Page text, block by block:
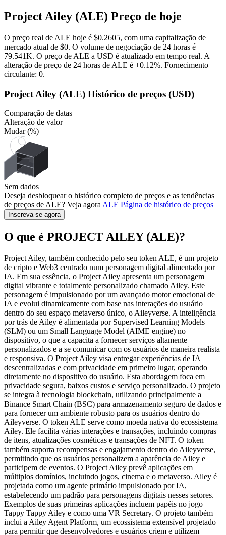
Project Ailey (ALE) Preço de hoje
O preço real de ALE hoje é $0.2605, com uma capitalização de
mercado atual de $0. O volume de negociação de 24 horas é
79.541K. O preço de ALE a USD é atualizado em tempo real. A
alteração de preço de 24 horas de ALE é +0.12%. Fornecimento
circulante: 0.
Project Ailey (ALE) Histórico de preços (USD)
Comparação de datas
Alteração de valor
Mudar (%)
Sem dados
Deseja desbloquear o histórico completo de preços e as tendências
de preços de ALE? Veja agora ALE Página de histórico de preços
Inscreva-se agora
O que é PROJECT AILEY (ALE)?
Project Ailey, também conhecido pelo seu token ALE, é um projeto
de cripto e Web3 centrado num personagem digital alimentado por
IA. Em sua essência, o Project Ailey apresenta um personagem
digital vibrante e totalmente personalizado chamado Ailey. Este
personagem é impulsionado por um avançado motor emocional de
IA e evolui dinamicamente com base nas interações do usuário
dentro do seu espaço metaverso único, o Aileyverse. A inteligência
por trás de Ailey é alimentada por Supervised Learning Models
(SLM) ou um Small Language Model (AIME engine) no
dispositivo, o que a capacita a fornecer serviços altamente
personalizados e a se comunicar com os usuários de maneira realista
e responsiva. O Project Ailey visa entregar experiências de IA
descentralizadas e com privacidade em primeiro lugar, operando
diretamente no dispositivo do usuário. Esta abordagem foca em
privacidade segura, baixos custos e serviço personalizado. O projeto
se integra à tecnologia blockchain, utilizando principalmente a
Binance Smart Chain (BSC) para armazenamento seguro de dados e
para fornecer um ambiente robusto para os usuários dentro do
Aileyverse. O token ALE serve como moeda nativa do ecossistema
Ailey. Ele facilita várias interações e transações, incluindo compras
de itens, atualizações cosméticas e transações de NFT. O token
também suporta recompensas e engajamento dentro do Aileyverse,
permitindo que os usuários personalizem a aparência de Ailey e
participem de eventos. O Project Ailey prevê aplicações em
múltiplos domínios, incluindo jogos, cinema e o metaverso. Ailey é
projetada como um agente primário impulsionado por IA,
estabelecendo um padrão para personagens digitais nesses setores.
Exemplos de suas primeiras aplicações incluem papéis no jogo
Tappy Tappy Ailey e como uma VR Secretary. O projeto também
inclui a Ailey Agent Platform, um ecossistema extensível projetado
para permitir que desenvolvedores e usuários criem e utilizem